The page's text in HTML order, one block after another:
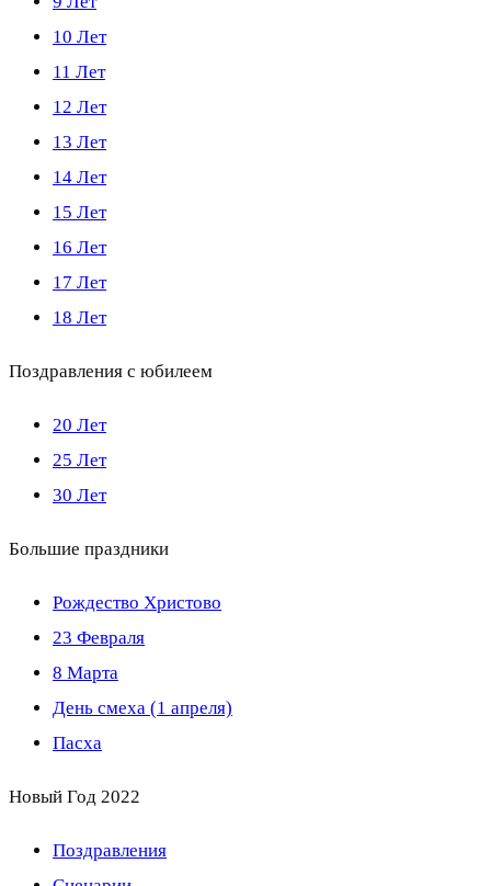
10 Лет
11 Лет
12 Лет
13 Лет
14 Лет
15 Лет
16 Лет
17 Лет
18 Лет
Поздравления с юбилеем
20 Лет
25 Лет
30 Лет
Большие праздники
Рождество Христово
23 Февраля
8 Марта
День смеха (1 апреля)
Пасха
Новый Год 2022
Поздравления